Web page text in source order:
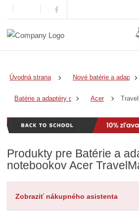
Úvodná strana Nové batérie a adaptéry
Batérie a adaptéry do notebookov
Acer
Produkty pre Batérie a
notebookov Acer
Zobraziť nákupného asistenta